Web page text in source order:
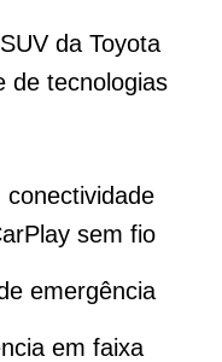
da Toyota
de tecnologias
sem fio
emergência
em faixa